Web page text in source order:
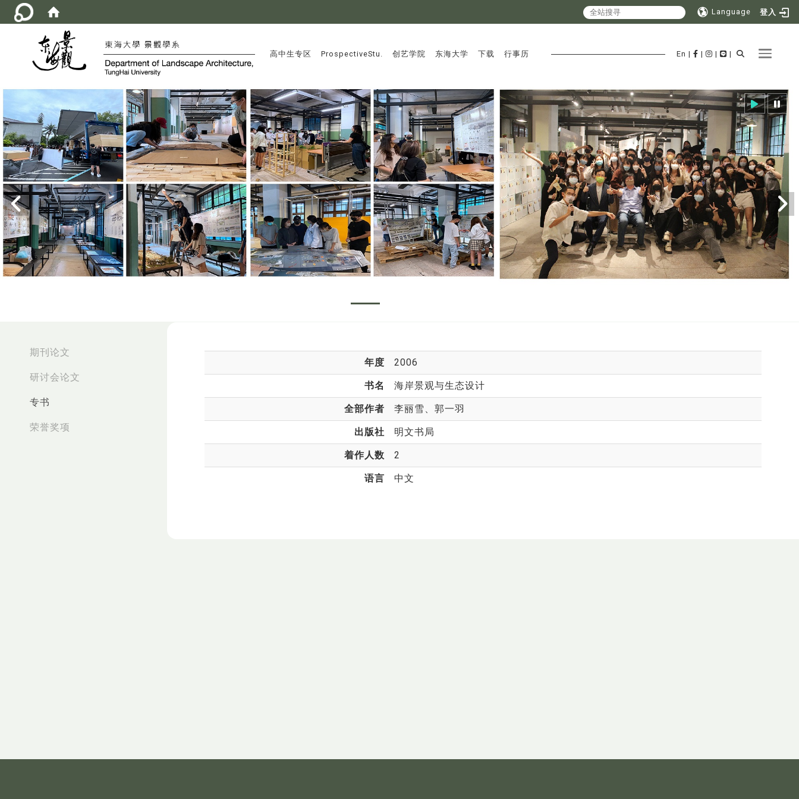
Language 登入
Toggle
:::
高中生专区 ProspectiveStu. 创艺学院 东海大学 下载 行事历 En | | | |
期刊论文
研讨会论文
专书
荣誉奖项
年度 2006
书名 海岸景观与生态设计
全部作者 李丽雪 、郭一羽
出版社 明文书局
着作人数 2
语言 中文